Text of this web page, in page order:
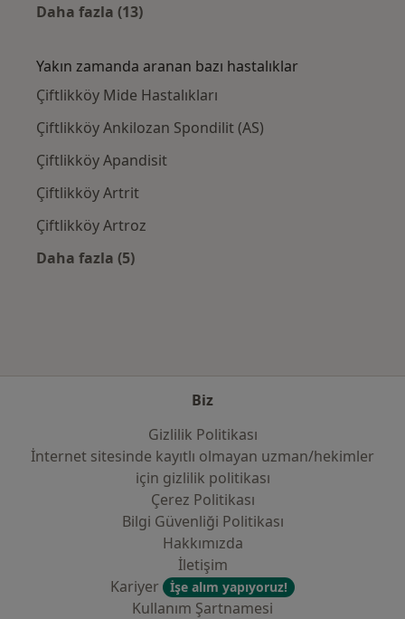
Daha fazla (13)
Yakın zamanda aranan bazı hastalıklar
Çiftlikköy Mide Hastalıkları
Çiftlikköy Ankilozan Spondilit (AS)
Çiftlikköy Apandisit
Çiftlikköy Artrit
Çiftlikköy Artroz
Daha fazla (5)
Biz
Gizlilik Politikası
İnternet sitesinde kayıtlı olmayan uzman/hekimler
i̇çin gizlilik politikası
Çerez Politikası
Bilgi Güvenliği Politikası
Hakkımızda
İletişim
Kariyer
İşe alım yapıyoruz!
Kullanım Şartnamesi